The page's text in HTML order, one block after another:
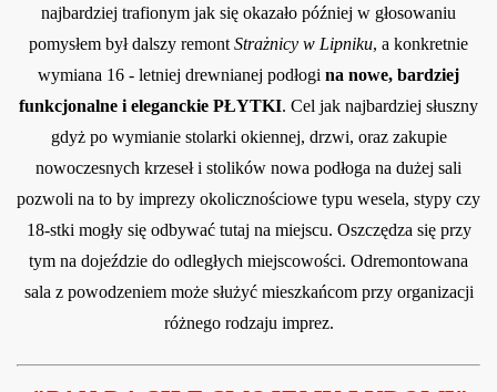
najbardziej trafionym jak się okazało później w głosowaniu
pomysłem był dalszy remont Strażnicy w Lipniku, a konkretnie
wymiana 16 - letniej drewnianej podłogi na nowe, bardziej
funkcjonalne i eleganckie PŁYTKI. Cel jak najbardziej słuszny
gdyż po wymianie stolarki okiennej, drzwi, oraz zakupie
nowoczesnych krzeseł i stolików nowa podłoga na dużej sali
pozwoli na to by imprezy okolicznościowe typu wesela, stypy czy
18-stki mogły się odbywać tutaj na miejscu. Oszczędza się przy
tym na dojeździe do odległych miejscowości. Odremontowana
sala z powodzeniem może służyć mieszkańcom przy organizacji
różnego rodzaju imprez.
Gminie Siemkowice A.D. 2013
2014